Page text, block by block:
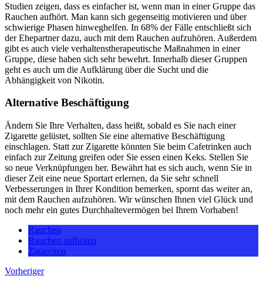
Studien zeigen, dass es einfacher ist, wenn man in einer Gruppe das
Rauchen aufhört. Man kann sich gegenseitig motivieren und über
schwierige Phasen hinweghelfen. In 68% der Fälle entschließt sich
der Ehepartner dazu, auch mit dem Rauchen aufzuhören. Außerdem
gibt es auch viele verhaltenstherapeutische Maßnahmen in einer
Gruppe, diese haben sich sehr bewehrt. Innerhalb dieser Gruppen
geht es auch um die Aufklärung über die Sucht und die
Abhängigkeit von Nikotin.
Alternative Beschäftigung
Ändern Sie Ihre Verhalten, dass heißt, sobald es Sie nach einer
Zigarette gelüstet, sollten Sie eine alternative Beschäftigung
einschlagen. Statt zur Zigarette könnten Sie beim Cafetrinken auch
einfach zur Zeitung greifen oder Sie essen einen Keks. Stellen Sie
so neue Verknüpfungen her. Bewährt hat es sich auch, wenn Sie in
dieser Zeit eine neue Sportart erlernen, da Sie sehr schnell
Verbesserungen in Ihrer Kondition bemerken, spornt das weiter an,
mit dem Rauchen aufzuhören. Wir wünschen Ihnen viel Glück und
noch mehr ein gutes Durchhaltevermögen bei Ihrem Vorhaben!
Rauchen
Rauchen aufhören
Zigaretten
Vorheriger